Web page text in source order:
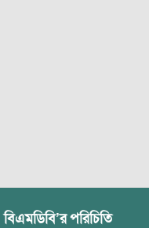
বিএমডিবি’র পরিচিতি